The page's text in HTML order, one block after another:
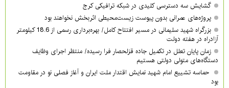
گشایش سه دسترسی کلیدی در شبکه ترافیکی کرج
پروژه‌های عمرانی بدون پیوست زیست‌محیطی اثربخش نخواهند بود
بزرگراه شهید سلیمانی در مسیر افتتاح کامل/ بهره‌برداری رسمی از 18.6 کیلومتر
آزادراه در هفته دولت
زمان پایان تعلل در تکمیل جاده قزلحصار فرا رسیده/ منتظر اجرای وظایف
دستگاه‌های متولی دولتی هستیم
حماسه تشییع امام شهید نمایش اقتدار ملت ایران و آغاز فصلی نو در مقاومت
بود